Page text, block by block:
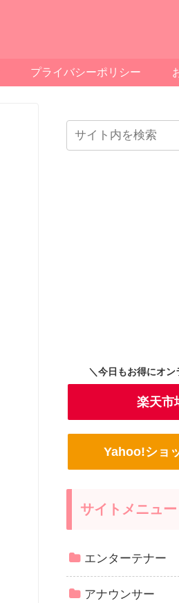
プライバシーポリシー
＼今日もお得にオ
楽天市
Yahoo!ショ
サイトメニュー
エンターテナー
アナウンサー